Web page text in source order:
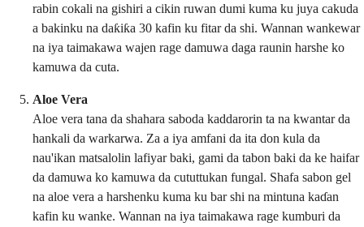
rabin cokali na gishiri a cikin ruwan dumi kuma ku juya cakuda
a bakinku na daƙiƙa 30 kafin ku fitar da shi. Wannan wankewar
na iya taimakawa wajen rage damuwa daga raunin harshe ko
kamuwa da cuta.
Aloe Vera
Aloe vera tana da shahara saboda kaddarorin ta na kwantar da
hankali da warkarwa. Za a iya amfani da ita don kula da
nau'ikan matsalolin lafiyar baki, gami da tabon baki da ke haifar
da damuwa ko kamuwa da cututtukan fungal. Shafa sabon gel
na aloe vera a harshenku kuma ku bar shi na mintuna kaɗan
kafin ku wanke. Wannan na iya taimakawa rage kumburi da